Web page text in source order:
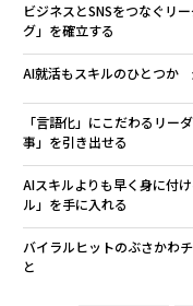
ビジネスとSNSをつなぐリ
グ」を確立する
AI就活もスキルのひとつか
「言語化」にこだわるリー
事」を引き出せる
AIスキルよりも早く身に付
ル」を手に入れる
バイラルヒットのぶさかわ
と